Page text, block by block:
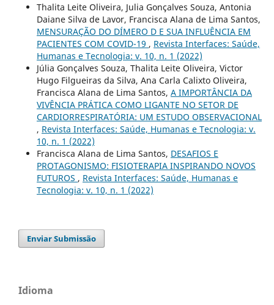
Thalita Leite Oliveira, Julia Gonçalves Souza, Antonia
Daiane Silva de Lavor, Francisca Alana de Lima Santos,
MENSURAÇÃO DO DÍMERO D E SUA INFLUÊNCIA EM
PACIENTES COM COVID-19 , Revista Interfaces: Saúde,
Humanas e Tecnologia: v. 10, n. 1 (2022)
Júlia Gonçalves Souza, Thalita Leite Oliveira, Victor
Hugo Filgueiras da Silva, Ana Carla Calixto Oliveira,
Francisca Alana de Lima Santos, A IMPORTÂNCIA DA
VIVÊNCIA PRÁTICA COMO LIGANTE NO SETOR DE
CARDIORRESPIRATÓRIA: UM ESTUDO OBSERVACIONAL
, Revista Interfaces: Saúde, Humanas e Tecnologia: v.
10, n. 1 (2022)
Francisca Alana de Lima Santos, DESAFIOS E
PROTAGONISMO: FISIOTERAPIA INSPIRANDO NOVOS
FUTUROS , Revista Interfaces: Saúde, Humanas e
Tecnologia: v. 10, n. 1 (2022)
Enviar Submissão
Idioma